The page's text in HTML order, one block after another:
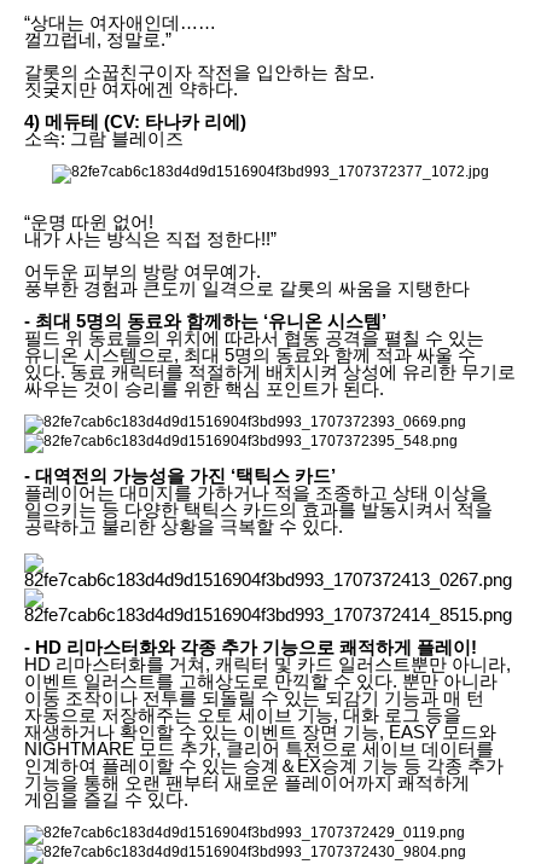
“상대는 여자애인데……
껄끄럽네, 정말로.”
갈롯의 소꿉친구이자 작전을 입안하는 참모.
짓궂지만 여자에겐 약하다.
4) 메듀테 (CV: 타나카 리에)
소속: 그람 블레이즈
“운명 따윈 없어!
내가 사는 방식은 직접 정한다!!”
어두운 피부의 방랑 여무예가.
풍부한 경험과 큰도끼 일격으로 갈롯의 싸움을 지탱한다
- 최대 5명의 동료와 함께하는 ‘유니온 시스템’
필드 위 동료들의 위치에 따라서 협동 공격을 펼칠 수 있는
유니온 시스템으로, 최대 5명의 동료와 함께 적과 싸울 수
있다. 동료 캐릭터를 적절하게 배치시켜 상성에 유리한 무기로
싸우는 것이 승리를 위한 핵심 포인트가 된다.
- 대역전의 가능성을 가진 ‘택틱스 카드’
플레이어는 대미지를 가하거나 적을 조종하고 상태 이상을
일으키는 등 다양한 택틱스 카드의 효과를 발동시켜서 적을
공략하고 불리한 상황을 극복할 수 있다.
- HD 리마스터화와 각종 추가 기능으로 쾌적하게 플레이!
HD 리마스터화를 거쳐, 캐릭터 및 카드 일러스트뿐만 아니라,
이벤트 일러스트를 고해상도로 만끽할 수 있다. 뿐만 아니라
이동 조작이나 전투를 되돌릴 수 있는 되감기 기능과 매 턴
자동으로 저장해주는 오토 세이브 기능, 대화 로그 등을
재생하거나 확인할 수 있는 이벤트 장면 기능, EASY 모드와
NIGHTMARE 모드 추가, 클리어 특전으로 세이브 데이터를
인계하여 플레이할 수 있는 승계＆EX승계 기능 등 각종 추가
기능을 통해 오랜 팬부터 새로운 플레이어까지 쾌적하게
게임을 즐길 수 있다.